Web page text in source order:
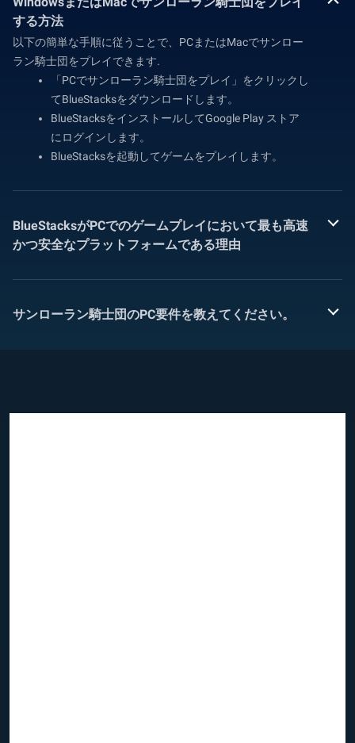
する方法
以下の簡単な手順に従うことで、PCまたはMacでサンロー
ラン騎士団をプレイできます.
「PCでサンローラン騎士団をプレイ」をクリックし
てBlueStacksをダウンロードします。
BlueStacksをインストールしてGoogle Play ストア
にログインします。
BlueStacksを起動してゲームをプレイします。
BlueStacksがPCでのゲームプレイにおいて最も高速
かつ安全なプラットフォームである理由
サンローラン騎士団のPC要件を教えてください。